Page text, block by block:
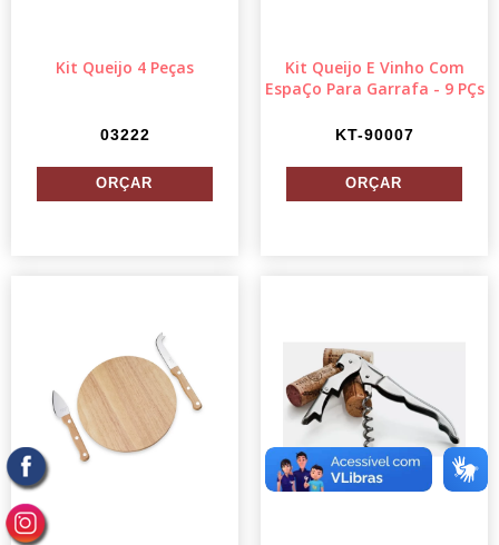
Kit Queijo 4 Peças
03222
Kit Queijo E Vinho Com
EspaÇo Para Garrafa - 9 PÇs
KT-90007